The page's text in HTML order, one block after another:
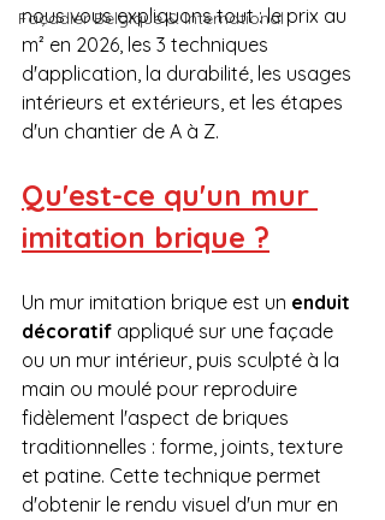
Façadier Belgique & International
nous vous expliquons tout : le prix au
m² en 2026, les 3 techniques
d'application, la durabilité, les usages
intérieurs et extérieurs, et les étapes
d'un chantier de A à Z.
Qu'est-ce qu'un mur
imitation brique ?
Un mur imitation brique est un enduit
décoratif appliqué sur une façade
ou un mur intérieur, puis sculpté à la
main ou moulé pour reproduire
fidèlement l'aspect de briques
traditionnelles : forme, joints, texture
et patine. Cette technique permet
d'obtenir le rendu visuel d'un mur en